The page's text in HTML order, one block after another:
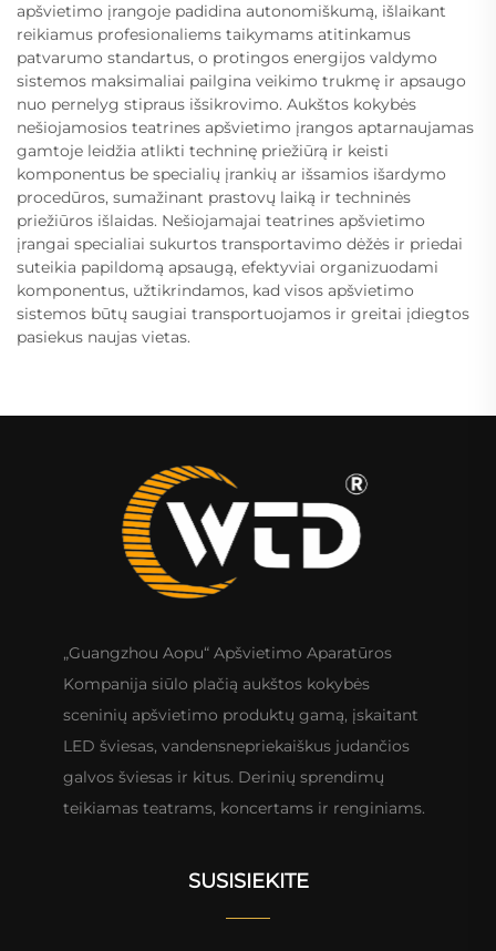
apšvietimo įrangoje padidina autonomiškumą, išlaikant
reikiamus profesionaliems taikymams atitinkamus
patvarumo standartus, o protingos energijos valdymo
sistemos maksimaliai pailgina veikimo trukmę ir apsaugo
nuo pernelyg stipraus išsikrovimo. Aukštos kokybės
nešiojamosios teatrines apšvietimo įrangos aptarnaujamas
gamtoje leidžia atlikti techninę priežiūrą ir keisti
komponentus be specialių įrankių ar išsamios išardymo
procedūros, sumažinant prastovų laiką ir techninės
priežiūros išlaidas. Nešiojamajai teatrines apšvietimo
įrangai specialiai sukurtos transportavimo dėžės ir priedai
suteikia papildomą apsaugą, efektyviai organizuodami
komponentus, užtikrindamos, kad visos apšvietimo
sistemos būtų saugiai transportuojamos ir greitai įdiegtos
pasiekus naujas vietas.
„Guangzhou Aopu“ Apšvietimo Aparatūros
Kompanija siūlo plačią aukštos kokybės
sceninių apšvietimo produktų gamą, įskaitant
LED šviesas, vandensnepriekaiškus judančios
galvos šviesas ir kitus. Derinių sprendimų
teikiamas teatrams, koncertams ir renginiams.
SUSISIEKITE